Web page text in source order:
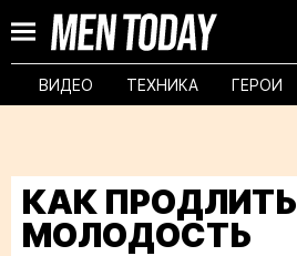
ВИДЕО ТЕХНИКА ГЕРОИ
КАК ПРОДЛИТЬ
МОЛОДОСТЬ